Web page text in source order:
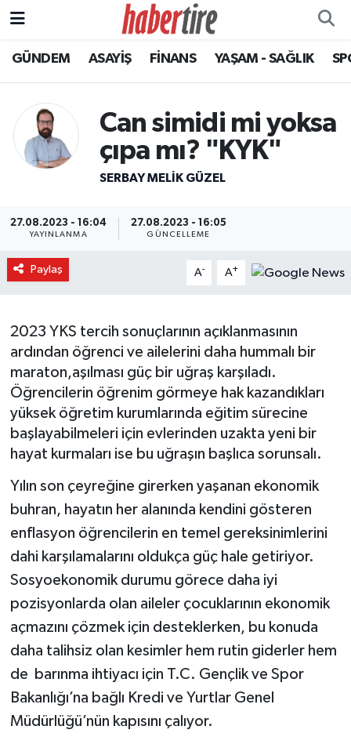
GÜNDEM ASAYİŞ FİNANS YAŞAM - SAĞLIK
Can simidi mi yoksa
çıpa mı? "KYK"
SERBAY MELIK GÜZEL
27.08.2023 - 16:04
YAYINLANMA
27.08.2023 - 16:05
GÜNCELLEME
Paylaş A- A+
2023 YKS tercih sonuçlarının açıklanmasının
ardından öğrenci ve ailelerini daha hummalı bir
maraton,aşılması güç bir uğraş karşıladı.
Öğrencilerin öğrenim görmeye hak kazandıkları
yüksek öğretim kurumlarında eğitim sürecine
başlayabilmeleri için evlerinden uzakta yeni bir
hayat kurmaları ise bu uğraşın başlıca sorunsalı.
Yılın son çeyreğine girerken yaşanan ekonomik
buhran, hayatın her alanında kendini gösteren
enflasyon öğrencilerin en temel gereksinimlerini
dahi karşılamalarını oldukça güç hale getiriyor.
Sosyoekonomik durumu görece daha iyi
pozisyonlarda olan aileler çocuklarının ekonomik
açmazını çözmek için desteklerken, bu konuda
daha talihsiz olan kesimler hem rutin giderler hem
de barınma ihtiyacı için T.C. Gençlik ve Spor
Bakanlığı’na bağlı Kredi ve Yurtlar Genel
Müdürlüğü’nün kapısını çalıyor.
Tire Nöbetçi Eczaneler
Tire Trafik Yoğunluk Haritası
Süper Lig Puan Durumu ve Fikstür
Tüm Manşetler
Son Dakika Haberleri